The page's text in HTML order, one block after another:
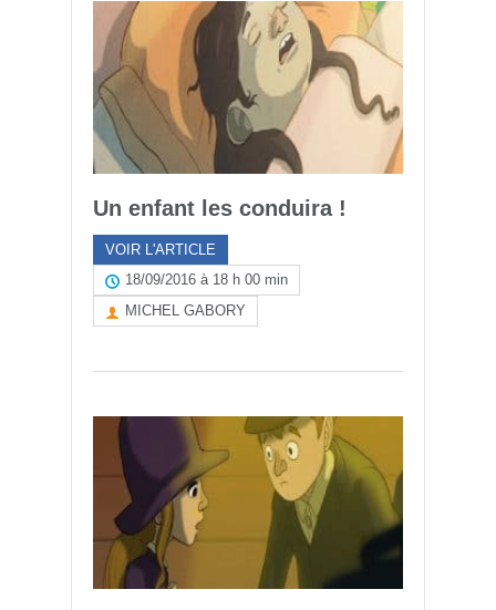
Un enfant les conduira !
VOIR L'ARTICLE
18/09/2016 à 18 h 00 min
MICHEL GABORY